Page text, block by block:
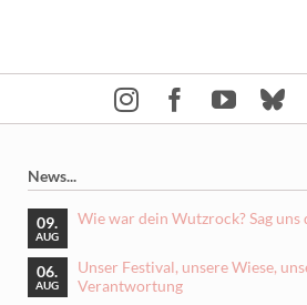
News...
09.
AUG
Wie war dein Wutzrock? Sag uns
06.
AUG
Unser Festival, unsere Wiese,
Verantwortung